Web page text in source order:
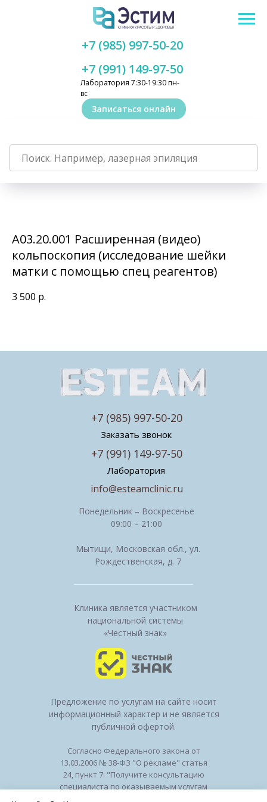
Лаборатория 7:30-19:30 пн-
вс
+7 (991) 149-97-50
+7 (985) 997-50-20
Записаться онлайн
А03.20.001 Расширенная (видео)
кольпоскопия (исследование шейки
матки с помощью спец реагентов)
3 500 р.
Клиника является участником
национальной системы
«Честный знак»
Понедельник – Воскресенье
09:00 – 21:00
Мытищи, Московская обл., ул.
Рождественская, д. 7
Заказать звонок
Лаборатория
info@esteamclinic.ru
+7 (991) 149-97-50
+7 (985) 997-50-20
Предложение по услугам на сайте носит
информационный характер и не является
публичной офертой.
Согласно Федерального закона от
13.03.2006 № 38-ФЗ "О рекламе" статья
24, пункт 7: "Получите консультацию
специалиста по оказываемым услугам